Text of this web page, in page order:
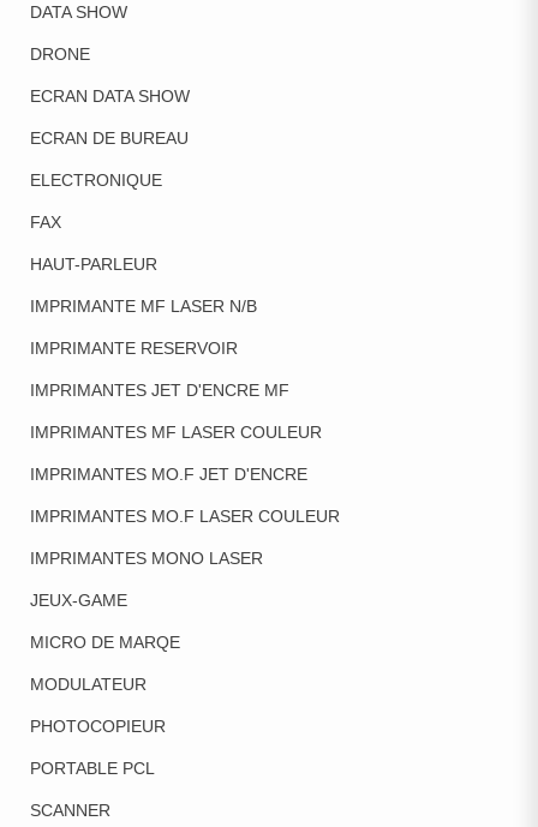
DATA SHOW
DRONE
ECRAN DATA SHOW
ECRAN DE BUREAU
ELECTRONIQUE
FAX
HAUT-PARLEUR
IMPRIMANTE MF LASER N/B
IMPRIMANTE RESERVOIR
IMPRIMANTES JET D'ENCRE MF
IMPRIMANTES MF LASER COULEUR
IMPRIMANTES MO.F JET D'ENCRE
IMPRIMANTES MO.F LASER COULEUR
IMPRIMANTES MONO LASER
JEUX-GAME
MICRO DE MARQE
MODULATEUR
PHOTOCOPIEUR
PORTABLE PCL
SCANNER